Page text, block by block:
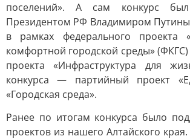
поселений». А сам конкурс
Президентом РФ Владимиром
в рамках федерального проекта
комфортной городской среды»
проекта «Инфраструктура для
конкурса — партийный проект
«Городская среда».
Ранее по итогам конкурса было
проектов из нашего Алтайского